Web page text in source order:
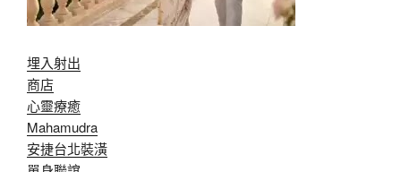
埋入射出
商店
心靈療癒
Mahamudra
安捷台北裝潢